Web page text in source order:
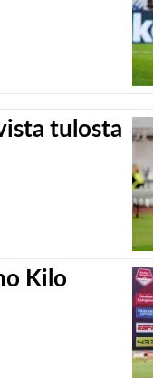
tulosta
Kilo